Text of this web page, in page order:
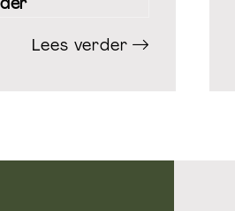
Lees verder